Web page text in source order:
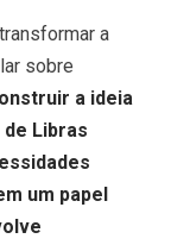
a
sobre
a ideia
Libras
um papel